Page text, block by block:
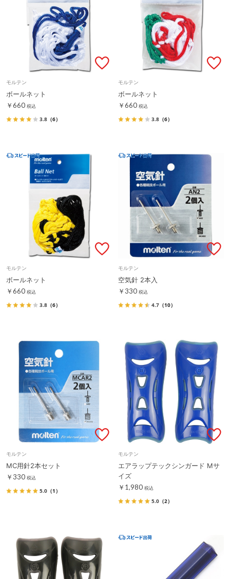
モルテン
ボールネット
￥660 税込
3.8 （6）
モルテン
ボールネット
￥660 税込
3.8 （6）
モルテン
ボールネット
￥660 税込
3.8 （6）
モルテン
空気針 2本入
￥330 税込
4.7 （10）
モルテン
MC用針2本セット
￥330 税込
5.0 （1）
モルテン
エアラップテックシンガード Mサ
イズ
￥1,980 税込
5.0 （2）